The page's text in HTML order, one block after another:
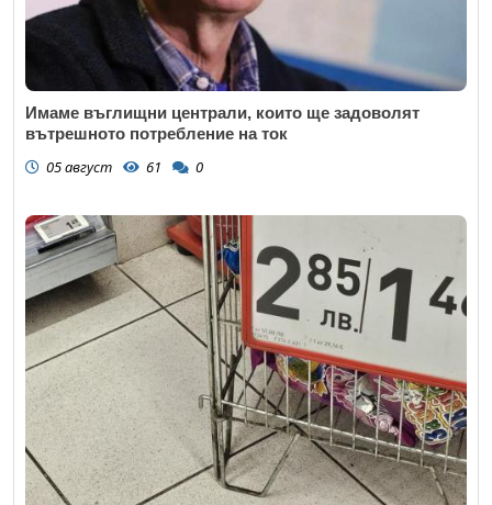
Имаме въглищни централи, които ще задоволят
вътрешното потребление на ток
05 август 61 0